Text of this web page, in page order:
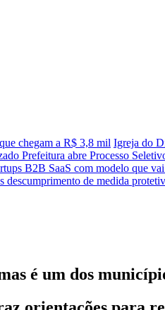
chegam a R$ 3,8 mil Igreja do
Prefeitura abre Processo
B2B SaaS com modelo que
descumprimento de medida
é um dos